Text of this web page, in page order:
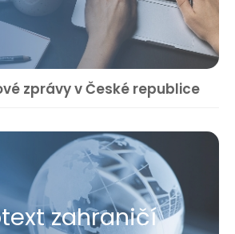
zprávy v České republice
zahraničí